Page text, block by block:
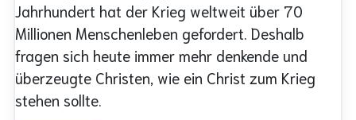
Jahrhundert hat der Krieg weltweit über 70
Millionen Menschenleben gefordert. Deshalb
fragen sich heute immer mehr denkende und
überzeugte Christen, wie ein Christ zum Krieg
stehen sollte.